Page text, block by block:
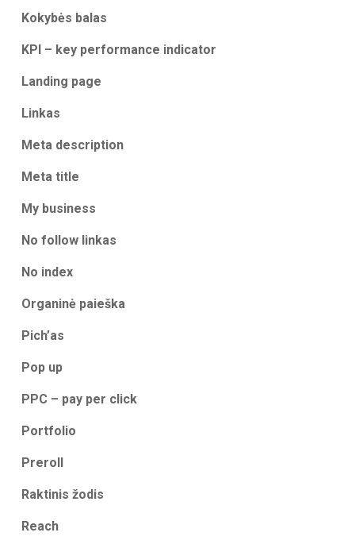
Kokybės balas
KPI – key performance indicator
Landing page
Linkas
Meta description
Meta title
My business
No follow linkas
No index
Organinė paieška
Pich’as
Pop up
PPC – pay per click
Portfolio
Preroll
Raktinis žodis
Reach